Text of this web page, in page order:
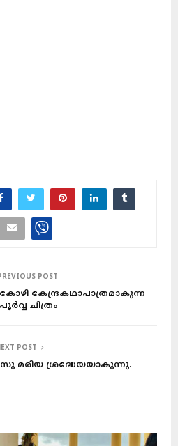
POST
കേന്ദ്രകഥാപാത്രമാകുന്ന
ചിത്രം
POST
മരിയ ശ്രദ്ധേയയാകുന്നു.